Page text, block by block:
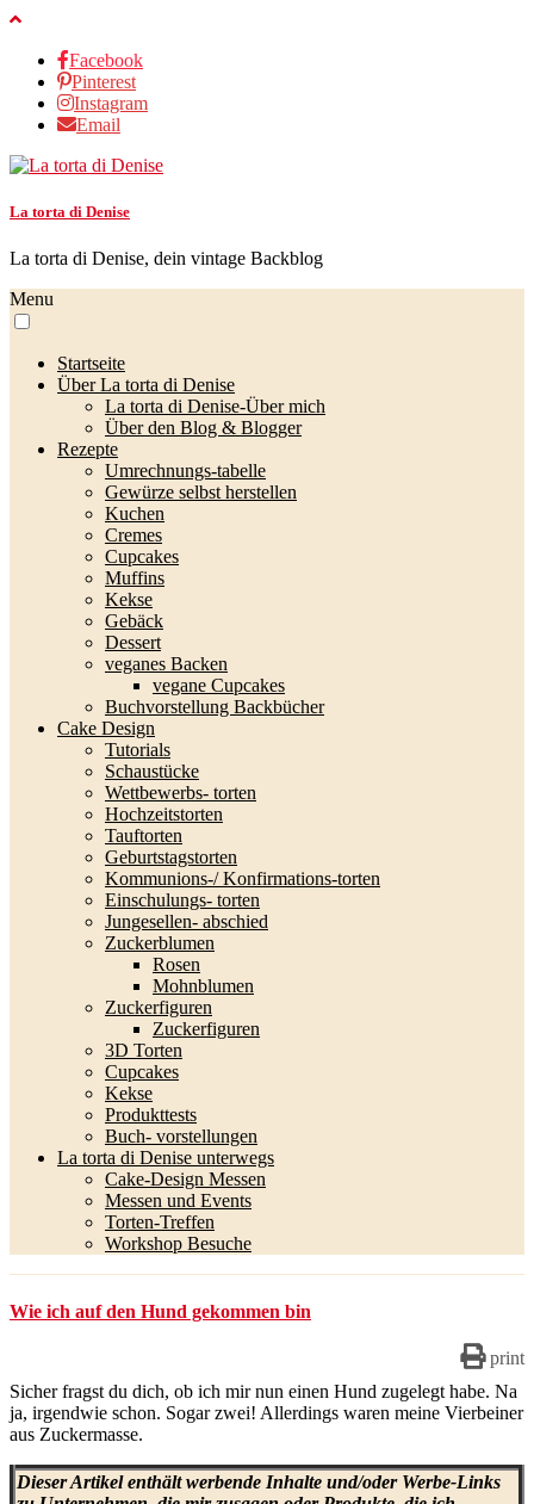
Facebook
Pinterest
Instagram
Email
La torta di Denise
La torta di Denise, dein vintage Backblog
Menu
Startseite
Über La torta di Denise
La torta di Denise-Über mich
Über den Blog & Blogger
Rezepte
Umrechnungs-tabelle
Gewürze selbst herstellen
Kuchen
Cremes
Cupcakes
Muffins
Kekse
Gebäck
Dessert
veganes Backen
vegane Cupcakes
Buchvorstellung Backbücher
Cake Design
Tutorials
Schaustücke
Wettbewerbs- torten
Hochzeitstorten
Tauftorten
Geburtstagstorten
Kommunions-/ Konfirmations-torten
Einschulungs- torten
Jungesellen- abschied
Zuckerblumen
Rosen
Mohnblumen
Zuckerfiguren
Zuckerfiguren
3D Torten
Cupcakes
Kekse
Produkttests
Buch- vorstellungen
La torta di Denise unterwegs
Cake-Design Messen
Messen und Events
Torten-Treffen
Workshop Besuche
Wie ich auf den Hund gekommen bin
print
Sicher fragst du dich, ob ich mir nun einen Hund zugelegt habe. Na
ja, irgendwie schon. Sogar zwei! Allerdings waren meine Vierbeiner
aus Zuckermasse.
Dieser Artikel enthält werbende Inhalte und/oder Werbe-Links